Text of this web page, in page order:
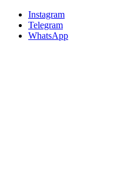
Instagram
Telegram
WhatsApp